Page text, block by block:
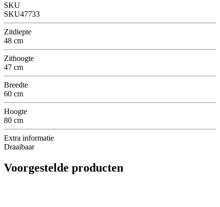
SKU
SKU47733
Zitdiepte
48 cm
Zithoogte
47 cm
Breedte
60 cm
Hoogte
80 cm
Extra informatie
Draaibaar
Voorgestelde producten